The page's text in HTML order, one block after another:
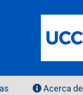
Acerca de